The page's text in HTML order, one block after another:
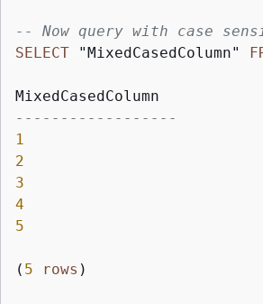
-- Now query with case
SELECT "MixedCasedColumn"
------------------
1
2
3
4
5
( 5 rows